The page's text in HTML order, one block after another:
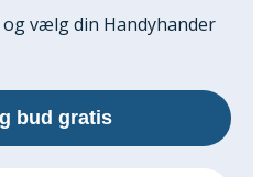
vælg din Handyhander
bud gratis